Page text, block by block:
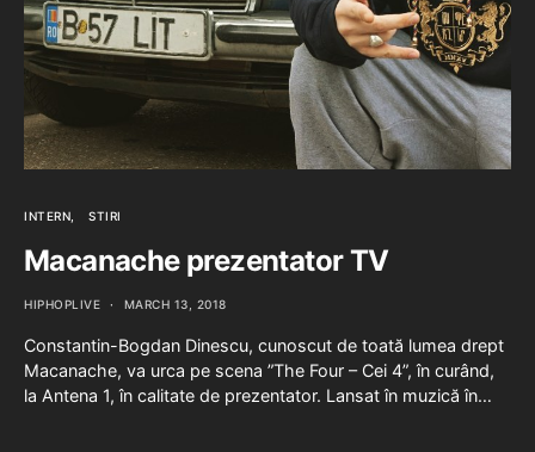
INTERN STIRI
Macanache prezentator TV
HIPHOPLIVE MARCH 13, 2018
Constantin-Bogdan Dinescu, cunoscut de toată lumea drept
Macanache, va urca pe scena ”The Four – Cei 4”, în curând,
la Antena 1, în calitate de prezentator. Lansat în muzică în…